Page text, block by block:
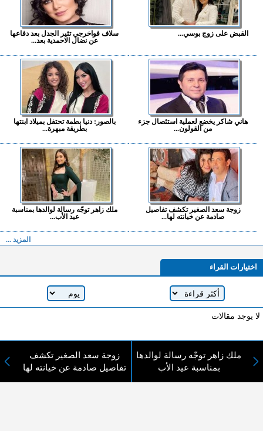
القبض على زوج بوسي...
سلاف فواخرجي تثير الجدل بعد دفاعها
عن نضال الاحمدية بعد...
هاني شاكر يخضع لعملية استئصال جزء
من القولون...
بالصور: دنيا بطمة تحتفل بميلاد ابنتها
بطريقة مبهرة...
زوجة سعد الصغير تكشف تفاصيل
صادمة عن خيانته لها...
ملك زاهر توجّه رسالة لوالدها بمناسبة
عيد الأب...
المزيد ...
اختيارات القراء
لا يوجد مقالات
ملك زاهر توجّه رسالة لوالدها
بمناسبة عيد الأب
زوجة سعد الصغير تكشف
تفاصيل صادمة عن خيانته لها
لا مانع من الإقتباس وإعادة النشر شريط ذكر المصدر ( المدينة نيوز ) - الآراء والتعليقات
المنشورة تعبر عن رأي أصحابها فقط